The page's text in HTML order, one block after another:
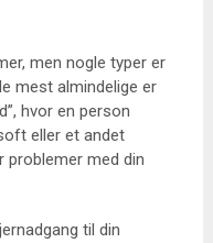
men nogle typer er
mest almindelige er
hvor en person
eller et andet
problemer med din
til din